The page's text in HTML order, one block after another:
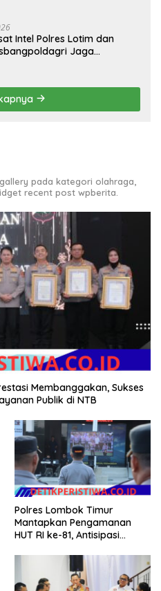
Intel Polres Lotim dan
Jaga
pada kategori olahraga,
recent post wpberita.
Membanggakan, Sukses
Publik di NTB
Polres Lombok Timur
Mantapkan Pengamanan
HUT RI ke-81, Antisipasi
Agenda Kapolri